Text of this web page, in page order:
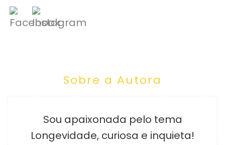
Sobre a Autora
Sou apaixonada pelo tema
Longevidade, curiosa e inquieta!